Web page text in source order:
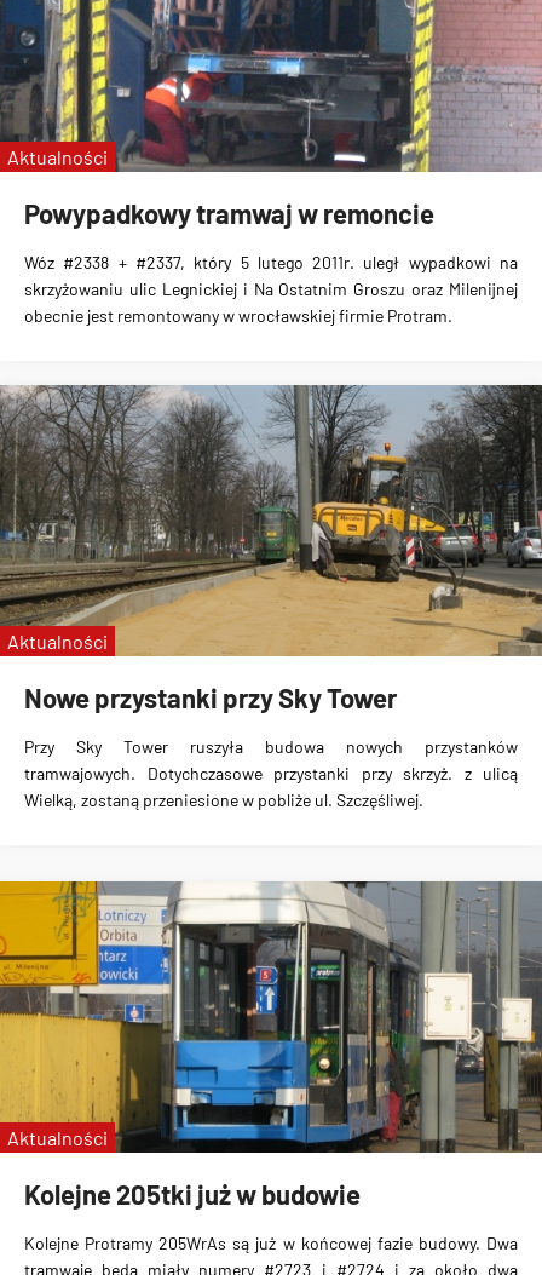
Powypadkowy tramwaj w remoncie
Wóz #2338 + #2337, który 5 lutego 2011r. uległ wypadkowi na
skrzyżowaniu ulic Legnickiej i Na Ostatnim Groszu oraz Milenijnej
obecnie jest remontowany w wrocławskiej firmie Protram.
Aktualności
Nowe przystanki przy Sky Tower
Przy Sky Tower ruszyła budowa nowych przystanków
tramwajowych. Dotychczasowe przystanki przy skrzyż. z ulicą
Wielką, zostaną przeniesione w pobliże ul. Szczęśliwej.
Aktualności
Kolejne 205tki już w budowie
Kolejne Protramy 205WrAs są już w końcowej fazie budowy. Dwa
tramwaje będą miały numery #2723 i #2724 i za około dwa
Aktualności